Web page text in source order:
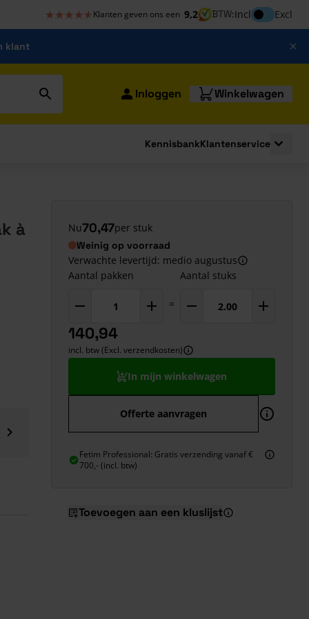
★★★★★
★★★★★ Klanten geven ons een 9,2 BTW:InclInclusief btw
Excl
klant
Inloggen Winkelwagen
for Bouwshop
KennisbankKlantenservice
à
Nu70,47per stuk
Weinig op voorraad
Verwachte levertijd: medio augustus
Aantal pakken
=
Aantal stuks
140,94
incl. btw (Excl. verzendkosten)
In mijn winkelwagen
Offerte aanvragen
Fetim Professional: Gratis verzending vanaf €
700,- (incl. btw)
Toevoegen aan een kluslijst